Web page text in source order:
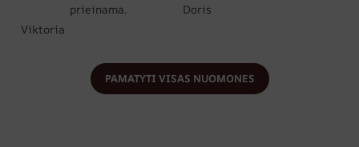
prieinama.
Viktoria
Doris
PAMATYTI VISAS NUOMONES